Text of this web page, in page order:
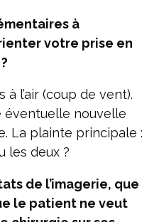
à
votre prise en
l’air (coup de vent).
éventuelle nouvelle
La plainte principale :
les deux ?
de l’imagerie, que
le patient ne veut